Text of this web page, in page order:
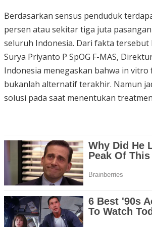
Berdasarkan sensus penduduk
persen atau sekitar tiga juta
seluruh Indonesia. Dari fakta tersebut
Surya Priyanto P SpOG F-MAS,
Indonesia menegaskan bahwa in vitro
bukanlah alternatif terakhir. Namun
solusi pada saat menentukan